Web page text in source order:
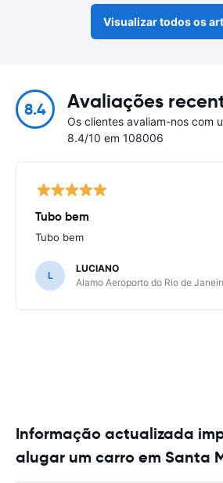
Visualizar todos os
8.4 Avaliações
Os clientes avaliam-nos com
8.4/10 em 108006
Tubo bem
Tubo bem
L
LUCIANO
Alamo Aeroporto do Rio de
Informação actualizada
alugar um carro em Santa